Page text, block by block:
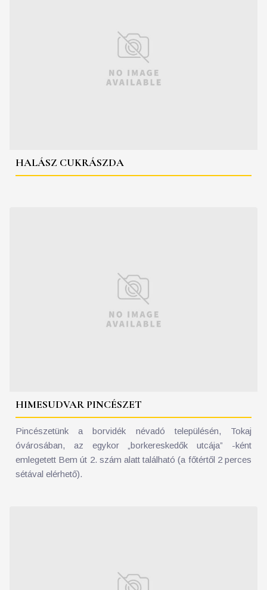
HALÁSZ CUKRÁSZDA
HIMESUDVAR PINCÉSZET
Pincészetünk a borvidék névadó településén, Tokaj
óvárosában, az egykor „borkereskedők utcája” -ként
emlegetett Bem út 2. szám alatt található (a főtértől 2 perces
sétával elérhető).